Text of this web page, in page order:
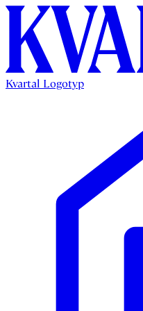
Kvartal Logotyp